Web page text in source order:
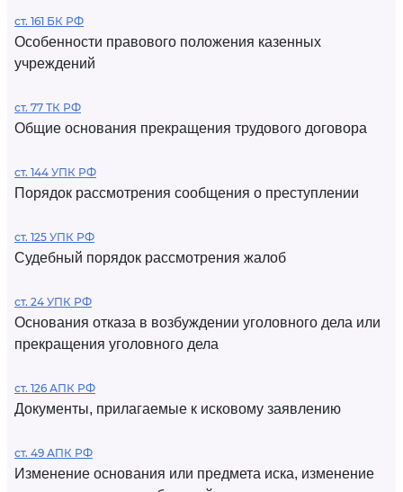
ст. 161 БК РФ
Особенности правового положения казенных
учреждений
ст. 77 ТК РФ
Общие основания прекращения трудового договора
ст. 144 УПК РФ
Порядок рассмотрения сообщения о преступлении
ст. 125 УПК РФ
Судебный порядок рассмотрения жалоб
ст. 24 УПК РФ
Основания отказа в возбуждении уголовного дела или
прекращения уголовного дела
ст. 126 АПК РФ
Документы, прилагаемые к исковому заявлению
ст. 49 АПК РФ
Изменение основания или предмета иска, изменение